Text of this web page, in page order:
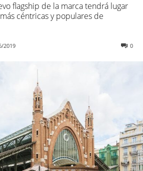
flagship de la marca tendrá lugar
céntricas y populares de
2019 0